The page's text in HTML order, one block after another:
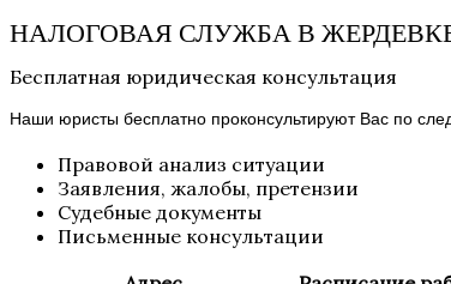
НАЛОГОВАЯ СЛУЖБА В
Бесплатная юридическая консультация
Наши юристы бесплатно проконсультируют Вас по
Правовой анализ ситуации
Заявления, жалобы, претензии
Судебные документы
Письменные консультации